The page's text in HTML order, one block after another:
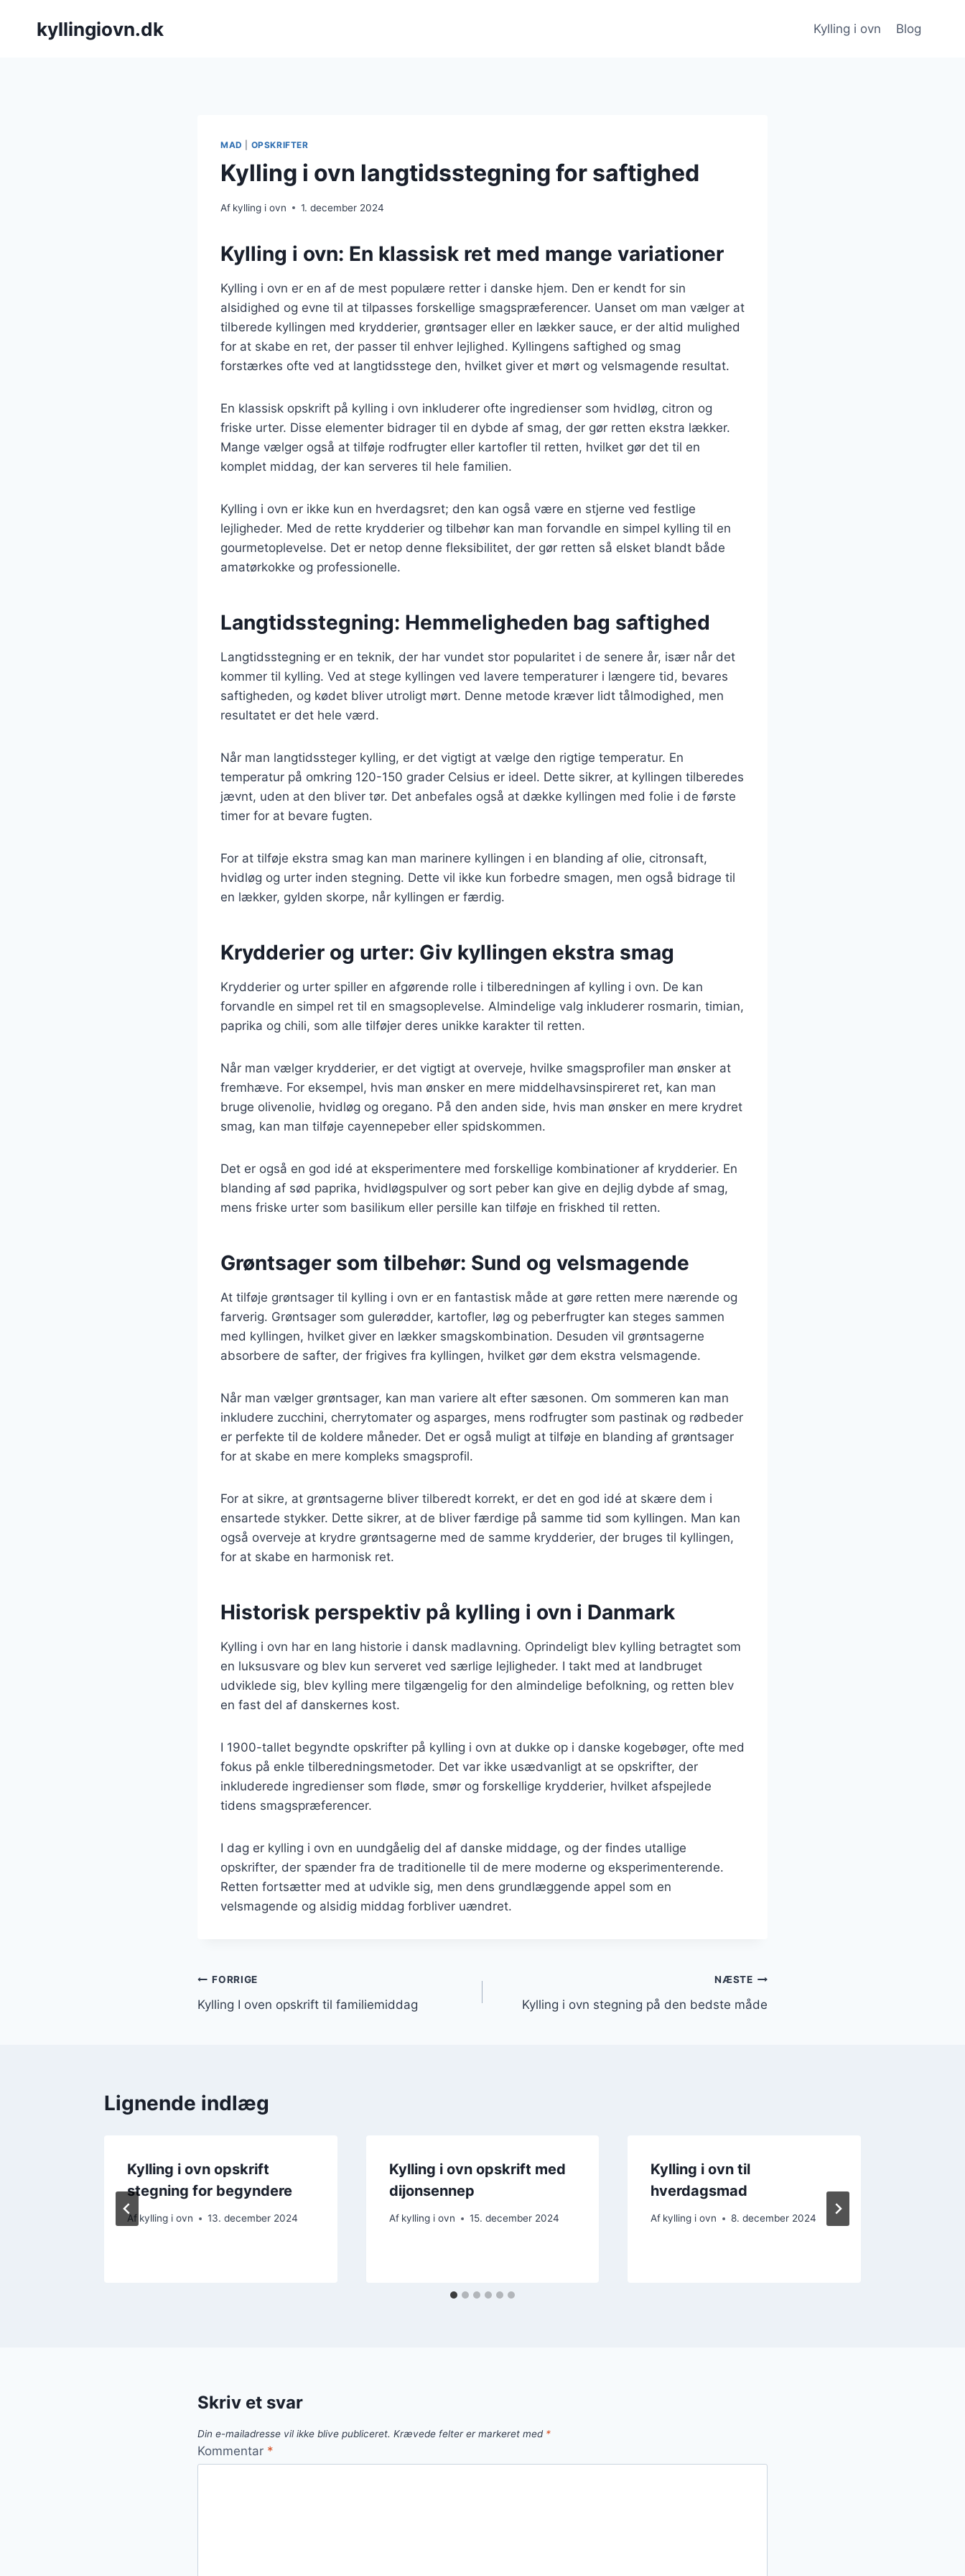
kyllingiovn.dk Kylling i ovn Blog
MAD OPSKRIFTER
Kylling i ovn langtidsstegning for saftighed
Af kylling i ovn 1. december 2024
Kylling i ovn: En klassisk ret med mange variationer
Kylling i ovn er en af de mest populære retter i danske hjem. Den er kendt for sin
alsidighed og evne til at tilpasses forskellige smagspræferencer. Uanset om man vælger at
tilberede kyllingen med krydderier, grøntsager eller en lækker sauce, er der altid mulighed
for at skabe en ret, der passer til enhver lejlighed. Kyllingens saftighed og smag
forstærkes ofte ved at langtidsstege den, hvilket giver et mørt og velsmagende resultat.
En klassisk opskrift på kylling i ovn inkluderer ofte ingredienser som hvidløg, citron og
friske urter. Disse elementer bidrager til en dybde af smag, der gør retten ekstra lækker.
Mange vælger også at tilføje rodfrugter eller kartofler til retten, hvilket gør det til en
komplet middag, der kan serveres til hele familien.
Kylling i ovn er ikke kun en hverdagsret; den kan også være en stjerne ved festlige
lejligheder. Med de rette krydderier og tilbehør kan man forvandle en simpel kylling til en
gourmetoplevelse. Det er netop denne fleksibilitet, der gør retten så elsket blandt både
amatørkokke og professionelle.
Langtidsstegning: Hemmeligheden bag saftighed
Langtidsstegning er en teknik, der har vundet stor popularitet i de senere år, især når det
kommer til kylling. Ved at stege kyllingen ved lavere temperaturer i længere tid, bevares
saftigheden, og kødet bliver utroligt mørt. Denne metode kræver lidt tålmodighed, men
resultatet er det hele værd.
Når man langtidssteger kylling, er det vigtigt at vælge den rigtige temperatur. En
temperatur på omkring 120-150 grader Celsius er ideel. Dette sikrer, at kyllingen tilberedes
jævnt, uden at den bliver tør. Det anbefales også at dække kyllingen med folie i de første
timer for at bevare fugten.
For at tilføje ekstra smag kan man marinere kyllingen i en blanding af olie, citronsaft,
hvidløg og urter inden stegning. Dette vil ikke kun forbedre smagen, men også bidrage til
en lækker, gylden skorpe, når kyllingen er færdig.
Krydderier og urter: Giv kyllingen ekstra smag
Krydderier og urter spiller en afgørende rolle i tilberedningen af kylling i ovn. De kan
forvandle en simpel ret til en smagsoplevelse. Almindelige valg inkluderer rosmarin, timian,
paprika og chili, som alle tilføjer deres unikke karakter til retten.
Når man vælger krydderier, er det vigtigt at overveje, hvilke smagsprofiler man ønsker at
fremhæve. For eksempel, hvis man ønsker en mere middelhavsinspireret ret, kan man
bruge olivenolie, hvidløg og oregano. På den anden side, hvis man ønsker en mere krydret
smag, kan man tilføje cayennepeber eller spidskommen.
Det er også en god idé at eksperimentere med forskellige kombinationer af krydderier. En
blanding af sød paprika, hvidløgspulver og sort peber kan give en dejlig dybde af smag,
mens friske urter som basilikum eller persille kan tilføje en friskhed til retten.
Grøntsager som tilbehør: Sund og velsmagende
At tilføje grøntsager til kylling i ovn er en fantastisk måde at gøre retten mere nærende og
farverig. Grøntsager som gulerødder, kartofler, løg og peberfrugter kan steges sammen
med kyllingen, hvilket giver en lækker smagskombination. Desuden vil grøntsagerne
absorbere de safter, der frigives fra kyllingen, hvilket gør dem ekstra velsmagende.
Når man vælger grøntsager, kan man variere alt efter sæsonen. Om sommeren kan man
inkludere zucchini, cherrytomater og asparges, mens rodfrugter som pastinak og rødbeder
er perfekte til de koldere måneder. Det er også muligt at tilføje en blanding af grøntsager
for at skabe en mere kompleks smagsprofil.
For at sikre, at grøntsagerne bliver tilberedt korrekt, er det en god idé at skære dem i
ensartede stykker. Dette sikrer, at de bliver færdige på samme tid som kyllingen. Man kan
også overveje at krydre grøntsagerne med de samme krydderier, der bruges til kyllingen,
for at skabe en harmonisk ret.
Historisk perspektiv på kylling i ovn i Danmark
Kylling i ovn har en lang historie i dansk madlavning. Oprindeligt blev kylling betragtet som
en luksusvare og blev kun serveret ved særlige lejligheder. I takt med at landbruget
udviklede sig, blev kylling mere tilgængelig for den almindelige befolkning, og retten blev
en fast del af danskernes kost.
I 1900-tallet begyndte opskrifter på kylling i ovn at dukke op i danske kogebøger, ofte med
fokus på enkle tilberedningsmetoder. Det var ikke usædvanligt at se opskrifter, der
inkluderede ingredienser som fløde, smør og forskellige krydderier, hvilket afspejlede
tidens smagspræferencer.
I dag er kylling i ovn en uundgåelig del af danske middage, og der findes utallige
opskrifter, der spænder fra de traditionelle til de mere moderne og eksperimenterende.
Retten fortsætter med at udvikle sig, men dens grundlæggende appel som en
velsmagende og alsidig middag forbliver uændret.
Indlægsnavigation
FORRIGE
Kylling I oven opskrift til familiemiddag
NÆSTE
Kylling i ovn stegning på den bedste måde
Lignende indlæg
Kylling i ovn opskrift
stegning for begyndere
Af kylling i ovn 13. december 2024
Kylling i ovn opskrift med
dijonsennep
Af kylling i ovn 15. december 2024
Kylling i ovn til
hverdagsmad
Af kylling i ovn 8. december 2024
Skriv et svar
Din e-mailadresse vil ikke blive publiceret. Krævede felter er markeret med *
Kommentar *